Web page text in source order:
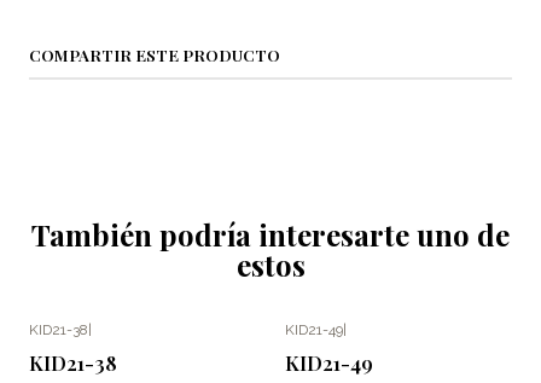
COMPARTIR ESTE PRODUCTO
También podría interesarte uno de
estos
KID21-38|
KID21-38
KID21-49|
KID21-49